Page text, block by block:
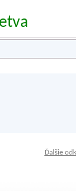
Ďalšie